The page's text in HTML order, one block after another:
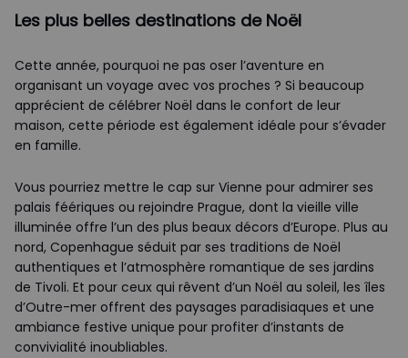
Les plus belles destinations de Noël
Cette année, pourquoi ne pas oser l’aventure en
organisant un voyage avec vos proches ? Si beaucoup
apprécient de célébrer Noël dans le confort de leur
maison, cette période est également idéale pour s’évader
en famille.
Vous pourriez mettre le cap sur Vienne pour admirer ses
palais féériques ou rejoindre Prague, dont la vieille ville
illuminée offre l’un des plus beaux décors d’Europe. Plus au
nord, Copenhague séduit par ses traditions de Noël
authentiques et l’atmosphère romantique de ses jardins
de Tivoli. Et pour ceux qui rêvent d’un Noël au soleil, les îles
d’Outre-mer offrent des paysages paradisiaques et une
ambiance festive unique pour profiter d’instants de
convivialité inoubliables.